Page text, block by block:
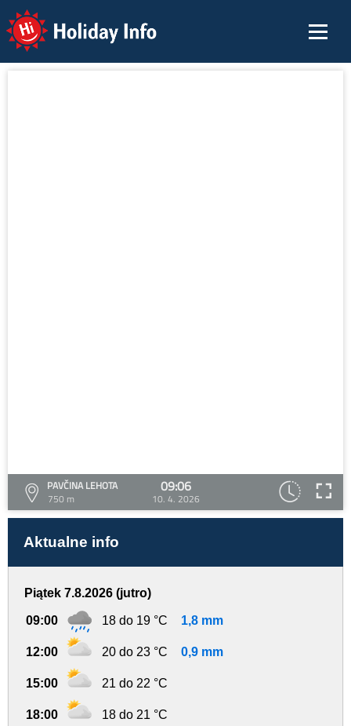
Holiday Info
PAVČINA LEHOTA
750 m
09:06
10. 4. 2026
Aktualne info
Piątek 7.8.2026 (jutro)
09:00 18 do 19 °C 1,8 mm
12:00 20 do 23 °C 0,9 mm
15:00 21 do 22 °C
18:00 18 do 21 °C